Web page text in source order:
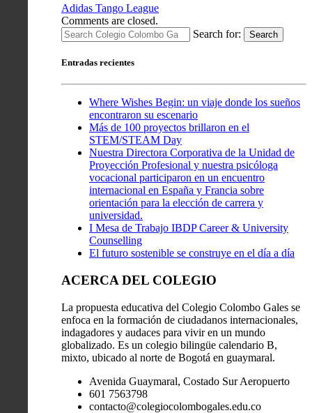
Adidas Tango League
Comments are closed.
Search for:
Search
Entradas recientes
Where Wishes Begin: un viaje donde los sueños
encontraron su escenario
Más de 100 proyectos brillaron en el
STEM/STEAM Day
Nuestra Directora Corporativa de la Unidad de
Proyección Profesional y nuestra psicóloga
vocacional participaron en un encuentro
internacional en España y Francia sobre
orientación para la elección de carrera y
universidad.
I Mesa de Trabajo IBDP Career & University
Counselling
El futuro sostenible se construye en el día a día
ACERCA DEL COLEGIO
La propuesta educativa del Colegio Colombo Gales se
enfoca en la formación de ciudadanos internacionales,
indagadores y audaces para vivir en un mundo
globalizado. Es un colegio bilingüe calendario B,
mixto, ubicado al norte de Bogotá en guaymaral.
Avenida Guaymaral, Costado Sur Aeropuerto
601 7563798
contacto@colegiocolombogales.edu.co